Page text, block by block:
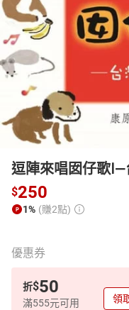
日本購物 電子/
HOT
逗陣來唱囡仔歌Ⅰ—
$250
1% (賺2點)
優惠券
折$50
滿555元可用 領